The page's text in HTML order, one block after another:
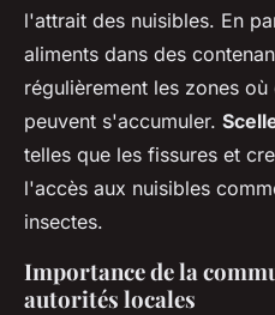
l'attrait des nuisibles. En
aliments dans des
régulièrement les zones
peuvent s'accumuler.
telles que les fissures et
l'accès aux nuisibles
insectes.
Importance de la
autorités locales